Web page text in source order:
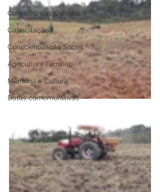
Conselho das Cidades
Capacitação
Conscientização Social
Agricultura Familiar
Memória e Cultura
Datas comemorativas